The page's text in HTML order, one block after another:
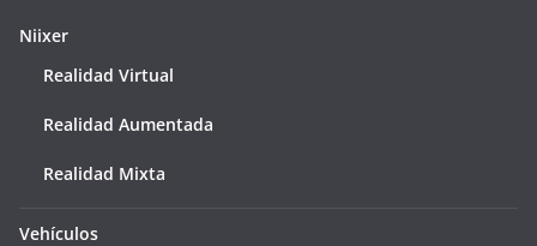
Niixer
Realidad Virtual
Realidad Aumentada
Realidad Mixta
Vehículos